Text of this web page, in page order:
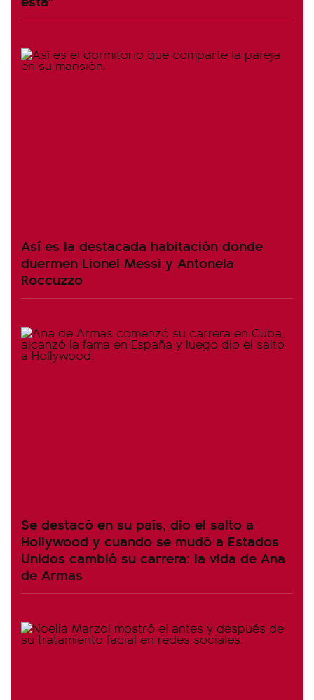
Así es la destacada habitación donde
duermen Lionel Messi y Antonela
Roccuzzo
Se destacó en su país, dio el salto a
Hollywood y cuando se mudó a Estados
Unidos cambió su carrera: la vida de Ana
de Armas